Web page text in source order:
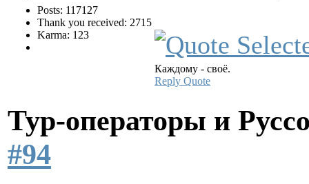
Posts: 117127
Thank you received: 2715
Karma: 123
Каждому - своё.
Reply Quote
Тур-операторы и
#94